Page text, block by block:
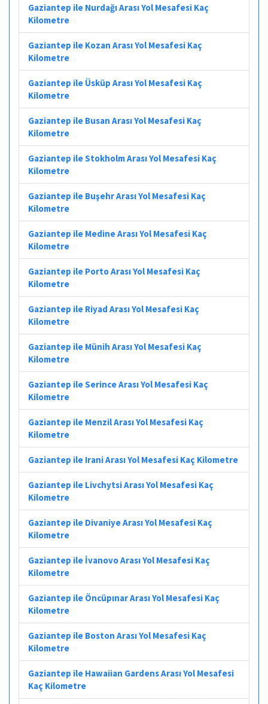
Gaziantep ile Nurdağı Arası Yol Mesafesi Kaç
Kilometre
Gaziantep ile Kozan Arası Yol Mesafesi Kaç
Kilometre
Gaziantep ile Üsküp Arası Yol Mesafesi Kaç
Kilometre
Gaziantep ile Busan Arası Yol Mesafesi Kaç
Kilometre
Gaziantep ile Stokholm Arası Yol Mesafesi Kaç
Kilometre
Gaziantep ile Buşehr Arası Yol Mesafesi Kaç
Kilometre
Gaziantep ile Medine Arası Yol Mesafesi Kaç
Kilometre
Gaziantep ile Porto Arası Yol Mesafesi Kaç
Kilometre
Gaziantep ile Riyad Arası Yol Mesafesi Kaç
Kilometre
Gaziantep ile Münih Arası Yol Mesafesi Kaç
Kilometre
Gaziantep ile Serince Arası Yol Mesafesi Kaç
Kilometre
Gaziantep ile Menzil Arası Yol Mesafesi Kaç
Kilometre
Gaziantep ile Irani Arası Yol Mesafesi Kaç Kilometre
Gaziantep ile Livchytsi Arası Yol Mesafesi Kaç
Kilometre
Gaziantep ile Divaniye Arası Yol Mesafesi Kaç
Kilometre
Gaziantep ile İvanovo Arası Yol Mesafesi Kaç
Kilometre
Gaziantep ile Öncüpınar Arası Yol Mesafesi Kaç
Kilometre
Gaziantep ile Boston Arası Yol Mesafesi Kaç
Kilometre
Gaziantep ile Hawaiian Gardens Arası Yol Mesafesi
Kaç Kilometre